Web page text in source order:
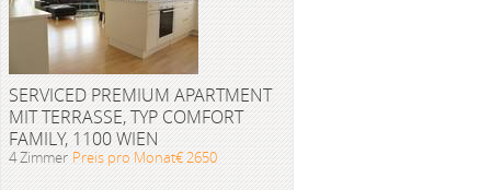
SERVICED PREMIUM APARTMENT
MIT TERRASSE, TYP COMFORT
FAMILY, 1100 WIEN
4 Zimmer Preis pro Monat€ 2650